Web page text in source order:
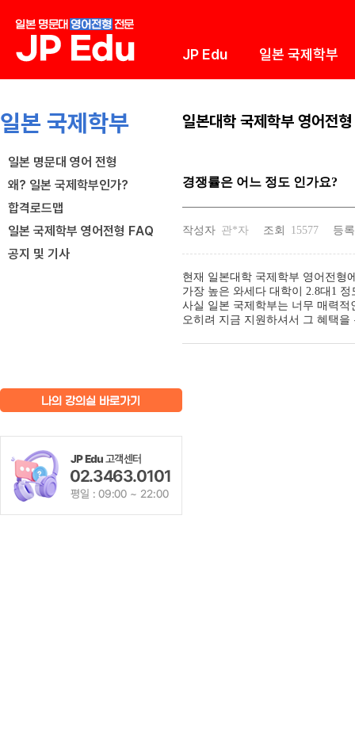
JP Edu 일본 국제학부
일본 국제학부
일본 명문대 영어 전형
왜? 일본 국제학부인가?
합격로드맵
일본 국제학부 영어전형 FAQ
공지 및 기사
일본대학 국제학부 영어전
경쟁률은 어느 정도 인가요?
작성자 관*자 조회 15577 등
현재 일본대학 국제학부 영어전형
가장 높은 와세다 대학이 2.8대1
사실 일본 국제학부는 너무 매력
오히려 지금 지원하셔서 그 혜택